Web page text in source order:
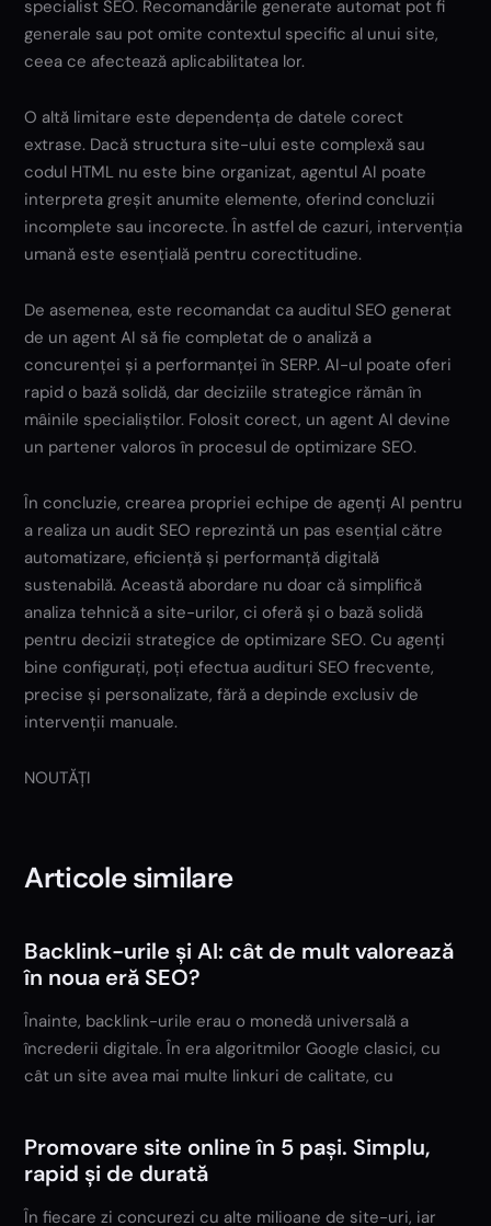
specialist SEO. Recomandările generate automat pot fi
generale sau pot omite contextul specific al unui site,
ceea ce afectează aplicabilitatea lor.
O altă limitare este dependența de datele corect
extrase. Dacă structura site-ului este complexă sau
codul HTML nu este bine organizat, agentul AI poate
interpreta greșit anumite elemente, oferind concluzii
incomplete sau incorecte. În astfel de cazuri, intervenția
umană este esențială pentru corectitudine.
De asemenea, este recomandat ca auditul SEO generat
de un agent AI să fie completat de o analiză a
concurenței și a performanței în SERP. AI-ul poate oferi
rapid o bază solidă, dar deciziile strategice rămân în
mâinile specialiștilor. Folosit corect, un agent AI devine
un partener valoros în procesul de optimizare SEO.
În concluzie, crearea propriei echipe de agenți AI pentru
a realiza un audit SEO reprezintă un pas esențial către
automatizare, eficiență și performanță digitală
sustenabilă. Această abordare nu doar că simplifică
analiza tehnică a site-urilor, ci oferă și o bază solidă
pentru decizii strategice de optimizare SEO. Cu agenți
bine configurați, poți efectua audituri SEO frecvente,
precise și personalizate, fără a depinde exclusiv de
intervenții manuale.
NOUTĂȚI
Articole similare
Backlink-urile și AI: cât de mult valorează
în noua eră SEO?
Înainte, backlink-urile erau o monedă universală a
încrederii digitale. În era algoritmilor Google clasici, cu
cât un site avea mai multe linkuri de calitate, cu
Promovare site online în 5 pași. Simplu,
rapid și de durată
În fiecare zi concurezi cu alte milioane de site-uri, iar